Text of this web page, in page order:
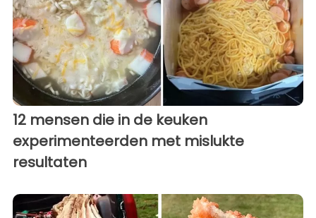
12 mensen die in de keuken
experimenteerden met mislukte
resultaten